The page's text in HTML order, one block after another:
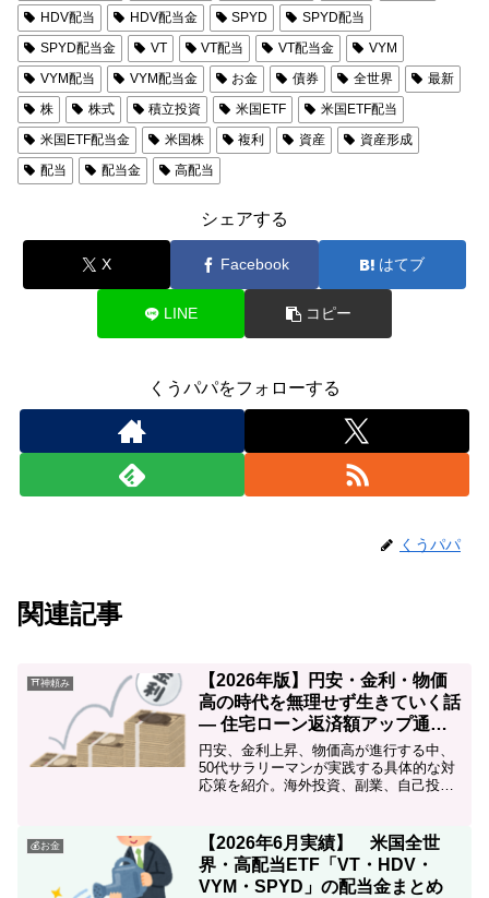
HDV配当 HDV配当金 SPYD
SPYD配当
SPYD配当金
VT VT配当 VT配当金
VYM
VYM配当
VYM配当金 お金 債券 全世界
最新
株
株式 積立投資 米国ETF
米国ETF配当
米国ETF配当金
米国株 複利 資産
資産形成
配当
配当金 高配当
シェアする
X Facebook はてブ
LINE コピー
くうパパをフォローする
くうパパ
関連記事
⛩神頼み
【2026年版】円安・金利・物価
高の時代を無理せず生きていく話
― 住宅ローン返済額アップ通知
が届いた50代のリアル ―
円安、金利上昇、物価高が進行する中、
50代サラリーマンが実践する具体的な対
応策を紹介。海外投資、副業、自己投資
💰お金
【2026年6月実績】 米国全世
界・高配当ETF「VT・HDV・
VYM・SPYD」の配当金まとめ